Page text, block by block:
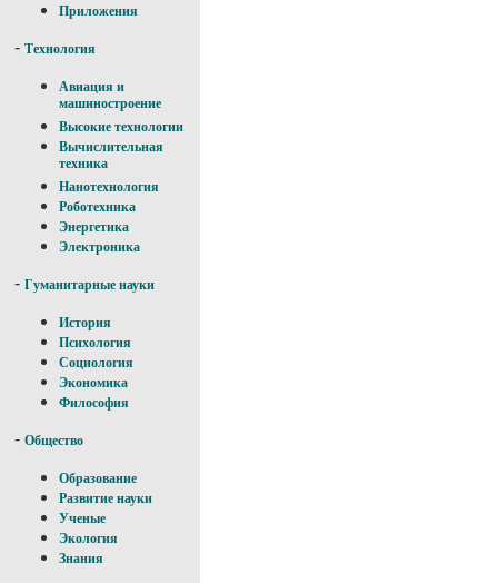
Приложения
- Технология
Авиация и
машиностроение
Высокие технологии
Вычислительная
техника
Нанотехнология
Роботехника
Энергетика
Электроника
- Гуманитарные науки
История
Психология
Социология
Экономика
Философия
- Общество
Образование
Развитие науки
Ученые
Экология
Знания